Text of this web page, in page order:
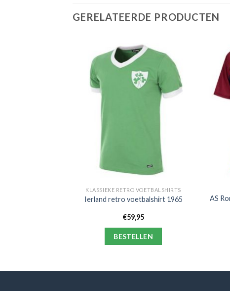
GERELATEERDE PRODUCTEN
KLASSIEKE RETRO VOETBALSHIRTS
Ierland retro voetbalshirt 1965
€59,95
BESTELLEN
AS